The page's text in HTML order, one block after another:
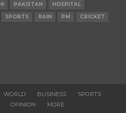
PAKISTAN
HOSPITAL
SPORTS RAIN PM
CRICKET
WORLD BUSINESS
SPORTS
OPINION MORE